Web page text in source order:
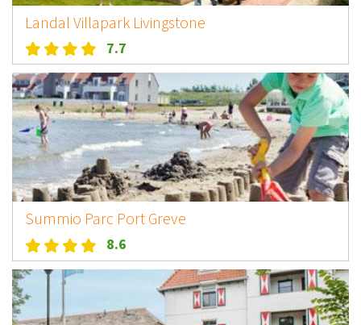
Landal Villapark Livingstone
7.7
Summio Parc Port Greve
8.6